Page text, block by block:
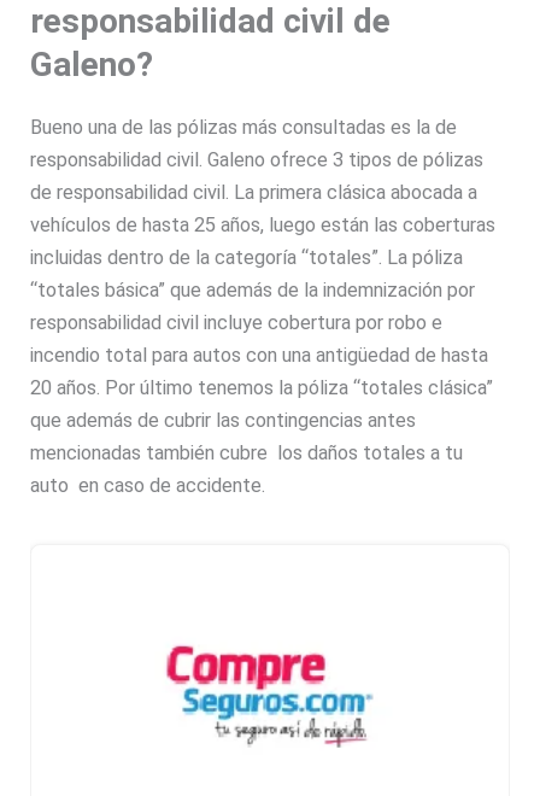
responsabilidad civil de
Galeno?
Bueno una de las pólizas más consultadas es la de
responsabilidad civil. Galeno ofrece 3 tipos de pólizas
de responsabilidad civil. La primera clásica abocada a
vehículos de hasta 25 años, luego están las coberturas
incluidas dentro de la categoría “totales”. La póliza
“totales básica” que además de la indemnización por
responsabilidad civil incluye cobertura por robo e
incendio total para autos con una antigüedad de hasta
20 años. Por último tenemos la póliza “totales clásica”
que además de cubrir las contingencias antes
mencionadas también cubre los daños totales a tu
auto en caso de accidente.